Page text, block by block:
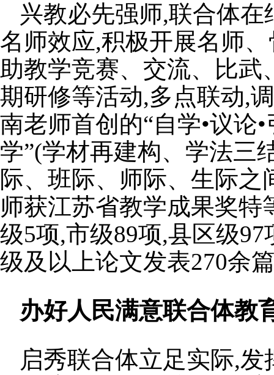
兴教必先强师,联合体
名师效应,积极开展名师
助教学竞赛、交流、比武
期研修等活动,多点联动,
南老师首创的“自学•议论
学”(学材再建构、学法三
际、班际、师际、生际
师获江苏省教学成果奖特
级5项,市级89项,县区级
级及以上论文发表270余
办好人民满意联合体教
启秀联合体立足实际,